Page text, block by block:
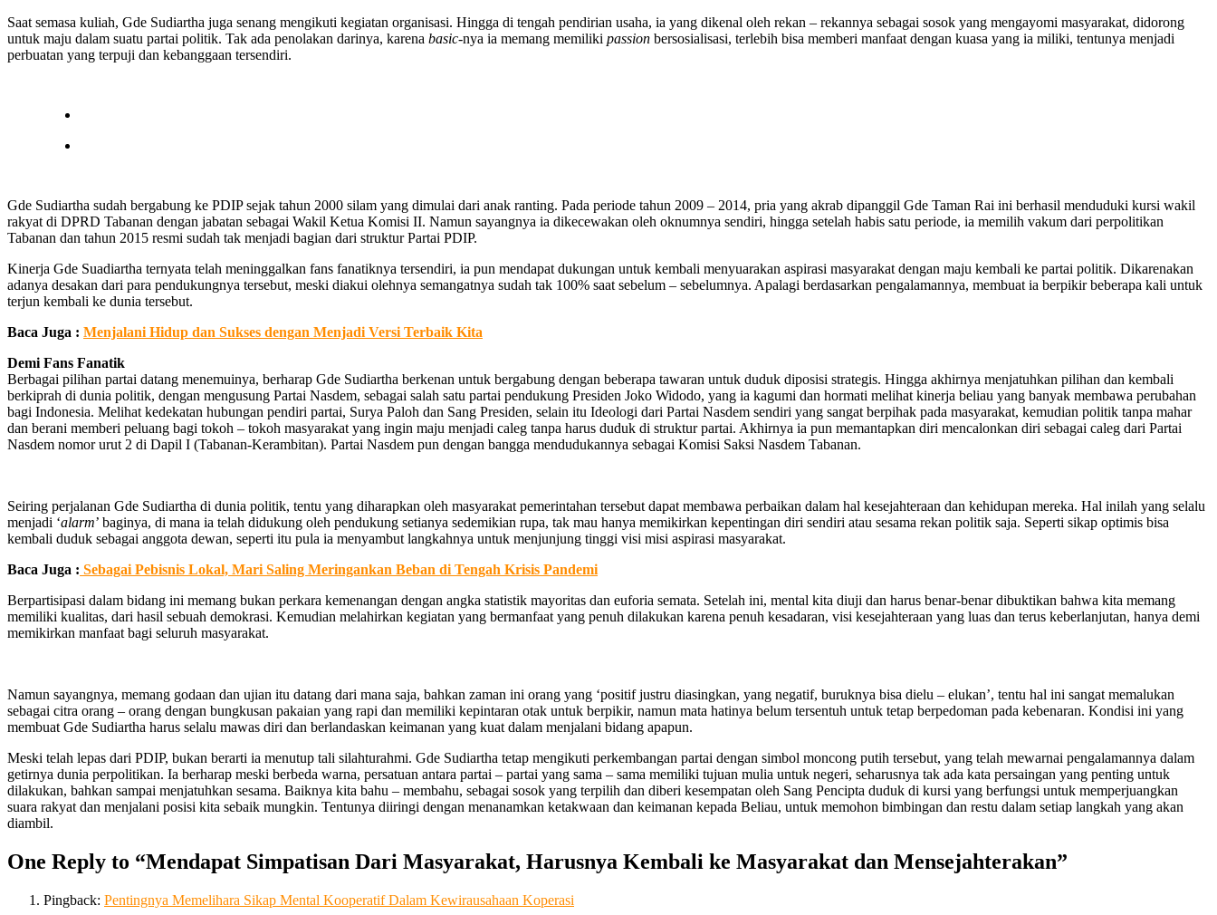
Saat semasa kuliah, Gde Sudiartha juga senang mengikuti kegiatan organisasi. Hingga di tengah pendirian usaha, ia yang dikenal oleh rekan – rekannya sebagai sosok yang mengayomi masyarakat, didorong
untuk maju dalam suatu partai politik. Tak ada penolakan darinya, karena basic-nya ia memang memiliki passion bersosialisasi, terlebih bisa memberi manfaat dengan kuasa yang ia miliki, tentunya menjadi
perbuatan yang terpuji dan kebanggaan tersendiri.
Gde Sudiartha sudah bergabung ke PDIP sejak tahun 2000 silam yang dimulai dari anak ranting. Pada periode tahun 2009 – 2014, pria yang akrab dipanggil Gde Taman Rai ini berhasil menduduki kursi wakil
rakyat di DPRD Tabanan dengan jabatan sebagai Wakil Ketua Komisi II. Namun sayangnya ia dikecewakan oleh oknumnya sendiri, hingga setelah habis satu periode, ia memilih vakum dari perpolitikan
Tabanan dan tahun 2015 resmi sudah tak menjadi bagian dari struktur Partai PDIP.
Kinerja Gde Suadiartha ternyata telah meninggalkan fans fanatiknya tersendiri, ia pun mendapat dukungan untuk kembali menyuarakan aspirasi masyarakat dengan maju kembali ke partai politik. Dikarenakan
adanya desakan dari para pendukungnya tersebut, meski diakui olehnya semangatnya sudah tak 100% saat sebelum – sebelumnya. Apalagi berdasarkan pengalamannya, membuat ia berpikir beberapa kali untuk
terjun kembali ke dunia tersebut.
Baca Juga : Menjalani Hidup dan Sukses dengan Menjadi Versi Terbaik Kita
Demi Fans Fanatik
Berbagai pilihan partai datang menemuinya, berharap Gde Sudiartha berkenan untuk bergabung dengan beberapa tawaran untuk duduk diposisi strategis. Hingga akhirnya menjatuhkan pilihan dan kembali
berkiprah di dunia politik, dengan mengusung Partai Nasdem, sebagai salah satu partai pendukung Presiden Joko Widodo, yang ia kagumi dan hormati melihat kinerja beliau yang banyak membawa perubahan
bagi Indonesia. Melihat kedekatan hubungan pendiri partai, Surya Paloh dan Sang Presiden, selain itu Ideologi dari Partai Nasdem sendiri yang sangat berpihak pada masyarakat, kemudian politik tanpa mahar
dan berani memberi peluang bagi tokoh – tokoh masyarakat yang ingin maju menjadi caleg tanpa harus duduk di struktur partai. Akhirnya ia pun memantapkan diri mencalonkan diri sebagai caleg dari Partai
Nasdem nomor urut 2 di Dapil I (Tabanan-Kerambitan). Partai Nasdem pun dengan bangga mendudukannya sebagai Komisi Saksi Nasdem Tabanan.
Seiring perjalanan Gde Sudiartha di dunia politik, tentu yang diharapkan oleh masyarakat pemerintahan tersebut dapat membawa perbaikan dalam hal kesejahteraan dan kehidupan mereka. Hal inilah yang selalu
menjadi ‘alarm’ baginya, di mana ia telah didukung oleh pendukung setianya sedemikian rupa, tak mau hanya memikirkan kepentingan diri sendiri atau sesama rekan politik saja. Seperti sikap optimis bisa
kembali duduk sebagai anggota dewan, seperti itu pula ia menyambut langkahnya untuk menjunjung tinggi visi misi aspirasi masyarakat.
Baca Juga : Sebagai Pebisnis Lokal, Mari Saling Meringankan Beban di Tengah Krisis Pandemi
Berpartisipasi dalam bidang ini memang bukan perkara kemenangan dengan angka statistik mayoritas dan euforia semata. Setelah ini, mental kita diuji dan harus benar-benar dibuktikan bahwa kita memang
memiliki kualitas, dari hasil sebuah demokrasi. Kemudian melahirkan kegiatan yang bermanfaat yang penuh dilakukan karena penuh kesadaran, visi kesejahteraan yang luas dan terus keberlanjutan, hanya demi
memikirkan manfaat bagi seluruh masyarakat.
Namun sayangnya, memang godaan dan ujian itu datang dari mana saja, bahkan zaman ini orang yang ‘positif justru diasingkan, yang negatif, buruknya bisa dielu – elukan’, tentu hal ini sangat memalukan
sebagai citra orang – orang dengan bungkusan pakaian yang rapi dan memiliki kepintaran otak untuk berpikir, namun mata hatinya belum tersentuh untuk tetap berpedoman pada kebenaran. Kondisi ini yang
membuat Gde Sudiartha harus selalu mawas diri dan berlandaskan keimanan yang kuat dalam menjalani bidang apapun.
Meski telah lepas dari PDIP, bukan berarti ia menutup tali silahturahmi. Gde Sudiartha tetap mengikuti perkembangan partai dengan simbol moncong putih tersebut, yang telah mewarnai pengalamannya dalam
getirnya dunia perpolitikan. Ia berharap meski berbeda warna, persatuan antara partai – partai yang sama – sama memiliki tujuan mulia untuk negeri, seharusnya tak ada kata persaingan yang penting untuk
dilakukan, bahkan sampai menjatuhkan sesama. Baiknya kita bahu – membahu, sebagai sosok yang terpilih dan diberi kesempatan oleh Sang Pencipta duduk di kursi yang berfungsi untuk memperjuangkan
suara rakyat dan menjalani posisi kita sebaik mungkin. Tentunya diiringi dengan menanamkan ketakwaan dan keimanan kepada Beliau, untuk memohon bimbingan dan restu dalam setiap langkah yang akan
diambil.
One Reply to “Mendapat Simpatisan Dari Masyarakat, Harusnya Kembali ke Masyarakat dan Mensejahterakan”
Pingback: Pentingnya Memelihara Sikap Mental Kooperatif Dalam Kewirausahaan Koperasi